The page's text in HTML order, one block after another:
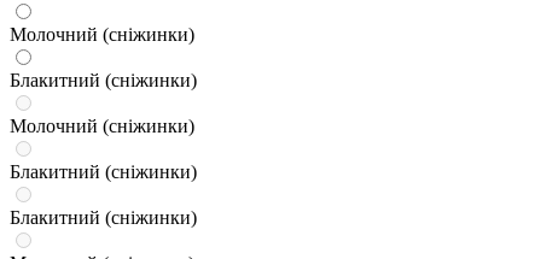
Молочний (сніжинки)
Блакитний (сніжинки)
Молочний (сніжинки)
Блакитний (сніжинки)
Блакитний (сніжинки)